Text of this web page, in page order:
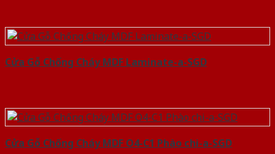
Cửa Gỗ Chống Cháy MDF Laminate-a-SGD
Cửa Gỗ Chống Cháy MDF O4-C1 Phào chi-a-SGD